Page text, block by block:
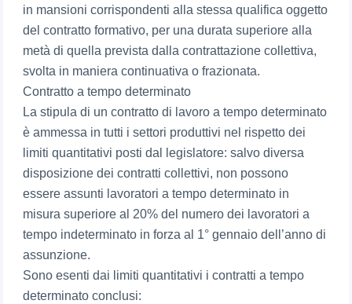
in mansioni corrispondenti alla stessa qualifica oggetto
del contratto formativo, per una durata superiore alla
metà di quella prevista dalla contrattazione collettiva,
svolta in maniera continuativa o frazionata.
Contratto a tempo determinato
La stipula di un contratto di lavoro a tempo determinato
è ammessa in tutti i settori produttivi nel rispetto dei
limiti quantitativi posti dal legislatore: salvo diversa
disposizione dei contratti collettivi, non possono
essere assunti lavoratori a tempo determinato in
misura superiore al 20% del numero dei lavoratori a
tempo indeterminato in forza al 1° gennaio dell’anno di
assunzione.
Sono esenti dai limiti quantitativi i contratti a tempo
determinato conclusi: